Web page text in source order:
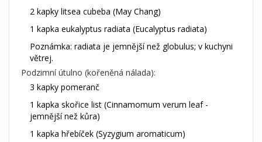
2 kapky litsea cubeba (May Chang)
1 kapka eukalyptus radiata (Eucalyptus radiata)
Poznámka: radiata je jemnější než globulus; v kuchyni
větrej.
Podzimní útulno (kořeněná nálada):
3 kapky pomeranč
1 kapka skořice list (Cinnamomum verum leaf -
jemnější než kůra)
1 kapka hřebíček (Syzygium aromaticum)